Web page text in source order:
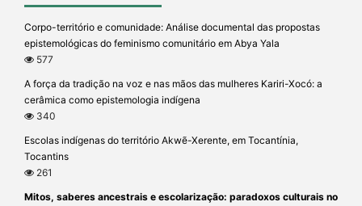
Corpo-território e comunidade: Análise documental das propostas
epistemológicas do feminismo comunitário em Abya Yala
577
A força da tradição na voz e nas mãos das mulheres Kariri-Xocó: a
cerâmica como epistemologia indígena
340
Escolas indígenas do território Akwẽ-Xerente, em Tocantínia,
Tocantins
261
Mitos, saberes ancestrais e escolarização: paradoxos culturais no